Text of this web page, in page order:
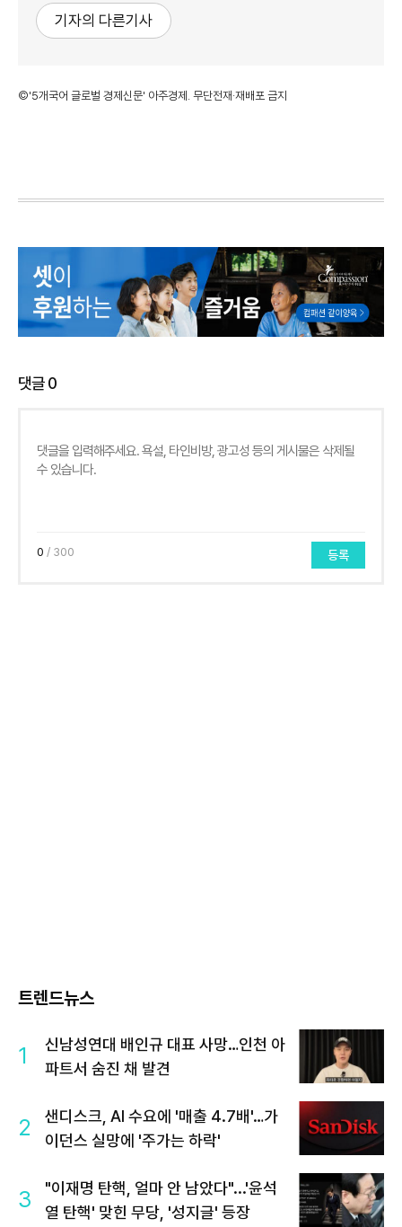
기자의 다른기사
©'5개국어 글로벌 경제신문' 아주경제. 무단전재·재배포 금지
댓글0
0 / 300 등록
트렌드뉴스
1
신남성연대 배인규 대표 사망…인천 아
파트서 숨진 채 발견
2
샌디스크, AI 수요에 '매출 4.7배'…가
이던스 실망에 '주가는 하락'
3
"이재명 탄핵, 얼마 안 남았다"...'윤석
열 탄핵' 맞힌 무당, '성지글' 등장